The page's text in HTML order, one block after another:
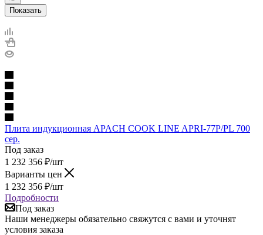
Показать
Плита индукционная APACH COOK LINE APRI-77P/PL 700
сер.
Под заказ
1 232 356 ₽/шт
Варианты цен
1 232 356 ₽/шт
Подробности
Под заказ
Наши менеджеры обязательно свяжутся с вами и уточнят
условия заказа